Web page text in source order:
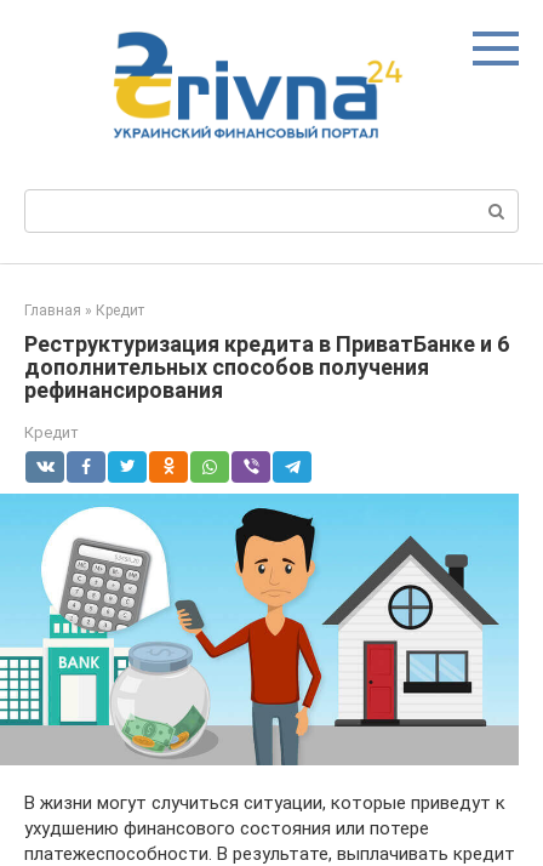
Поиск:
Главная » Кредит
Реструктуризация кредита в ПриватБанке и 6
дополнительных способов получения
рефинансирования
Кредит
В жизни могут случиться ситуации, которые приведут к
ухудшению финансового состояния или потере
платежеспособности. В результате, выплачивать кредит